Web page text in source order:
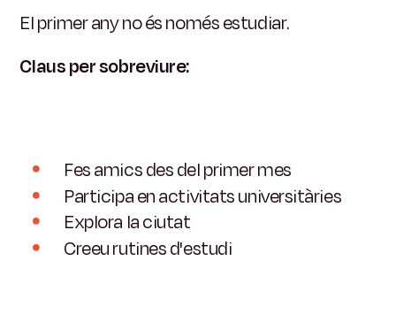
El primer any no és només estudiar.
Claus per sobreviure:
Fes amics des del primer mes
Participa en activitats universitàries
Explora la ciutat
Creeu rutines d'estudi